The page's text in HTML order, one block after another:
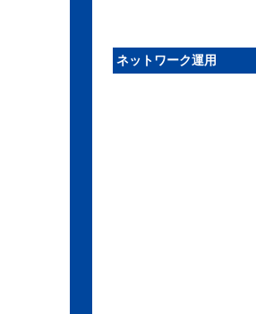
ネットワーク運用